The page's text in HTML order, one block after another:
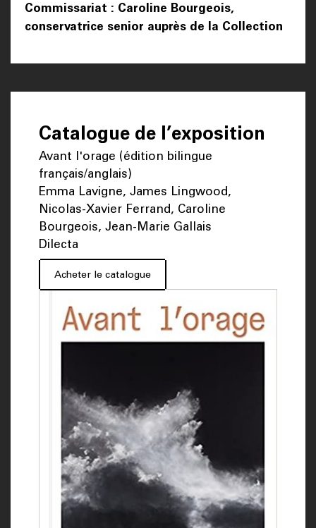
Commissariat : Caroline Bourgeois,
conservatrice senior auprès de la Collection
Catalogue de l’exposition
Avant l'orage (édition bilingue
français/anglais)
Emma Lavigne, James Lingwood,
Nicolas-Xavier Ferrand, Caroline
Bourgeois, Jean-Marie Gallais
Dilecta
Acheter le catalogue